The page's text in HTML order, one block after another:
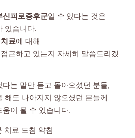
신피로증후군일 수 있다는 것은
있습니다.
료에 대해
근하고 있는지 자세히 말씀드리겠
는 말만 듣고 돌아오셨던 분들,
해도 나아지지 않으셨던 분들께
움이 될 수 있습니다.